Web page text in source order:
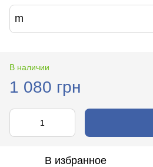
m
В наличии
1 080 грн
В избранное